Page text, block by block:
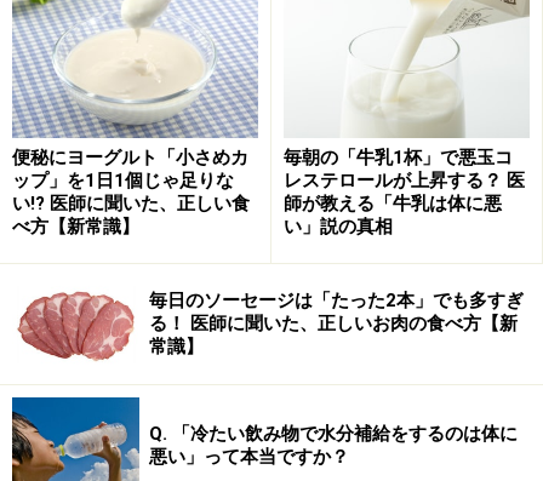
さい。
牛肉の部位別の特徴・使い分け……最高級部
位は「シャトーブリアン」
牛肉は、大きく分けても10以上の部位に分かれます。ひ
とくくりに「肩」と呼ばれる部位も、高級肉店ではさら
に細分化して扱われており、調理方法により適した部位
が選んで使われます。中でも「最高級」と言われるの
は、「シャトーブリアン」と呼ばれる部位です。ワイン
の名前かと勘違いしそうですが、ヒレのど真ん中に位置
する部位を指します。この部位は運動量が少なく、筋が
少なく、やわらかく脂肪も少ないため、最高級部位であ
ると言われています。お値段は100gで10000円から。高
便秘にヨーグルト「小さめカ
ップ」を1日1個じゃ足りな
い!? 医師に聞いた、正しい食
べ方【新常識】
毎朝の「牛乳1杯」で悪玉コ
レステロールが上昇する？ 医
師が教える「牛乳は体に悪
い」説の真相
毎日のソーセージは「たった2本」でも多すぎ
る！ 医師に聞いた、正しいお肉の食べ方【新
常識】
Q. 「冷たい飲み物で水分補給をするのは体に
悪い」って本当ですか？